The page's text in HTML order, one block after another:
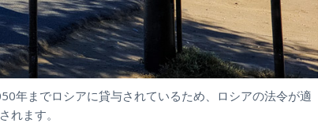
年までロシアに貸与されているため、ロシアの法令が適
れます。